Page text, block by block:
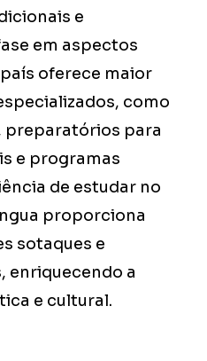
e
em aspectos
oferece maior
como
preparatórios para
e programas
de estudar no
proporciona
sotaques e
enriquecendo a
e cultural.